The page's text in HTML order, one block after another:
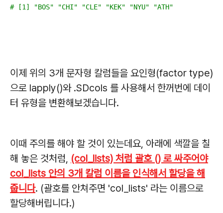
# [1] "BOS" "CHI" "CLE" "KEK" "NYU" "ATH"
이제 위의 3개 문자형 칼럼들을 요인형(factor type)
으로 lapply()와 .SDcols 를 사용해서 한꺼번에 데이
터 유형을 변환해보겠습니다.
이때 주의를 해야 할 것이 있는데요, 아래에 색깔을 칠
해 놓은 것처럼, (col_lists) 처럼 괄호 () 로 싸주어야
col_lists 안의 3개 칼럼 이름을 인식해서 할당을 해
줍니다. (괄호를 안쳐주면 'col_lists' 라는 이름으로
할당해버립니다.)